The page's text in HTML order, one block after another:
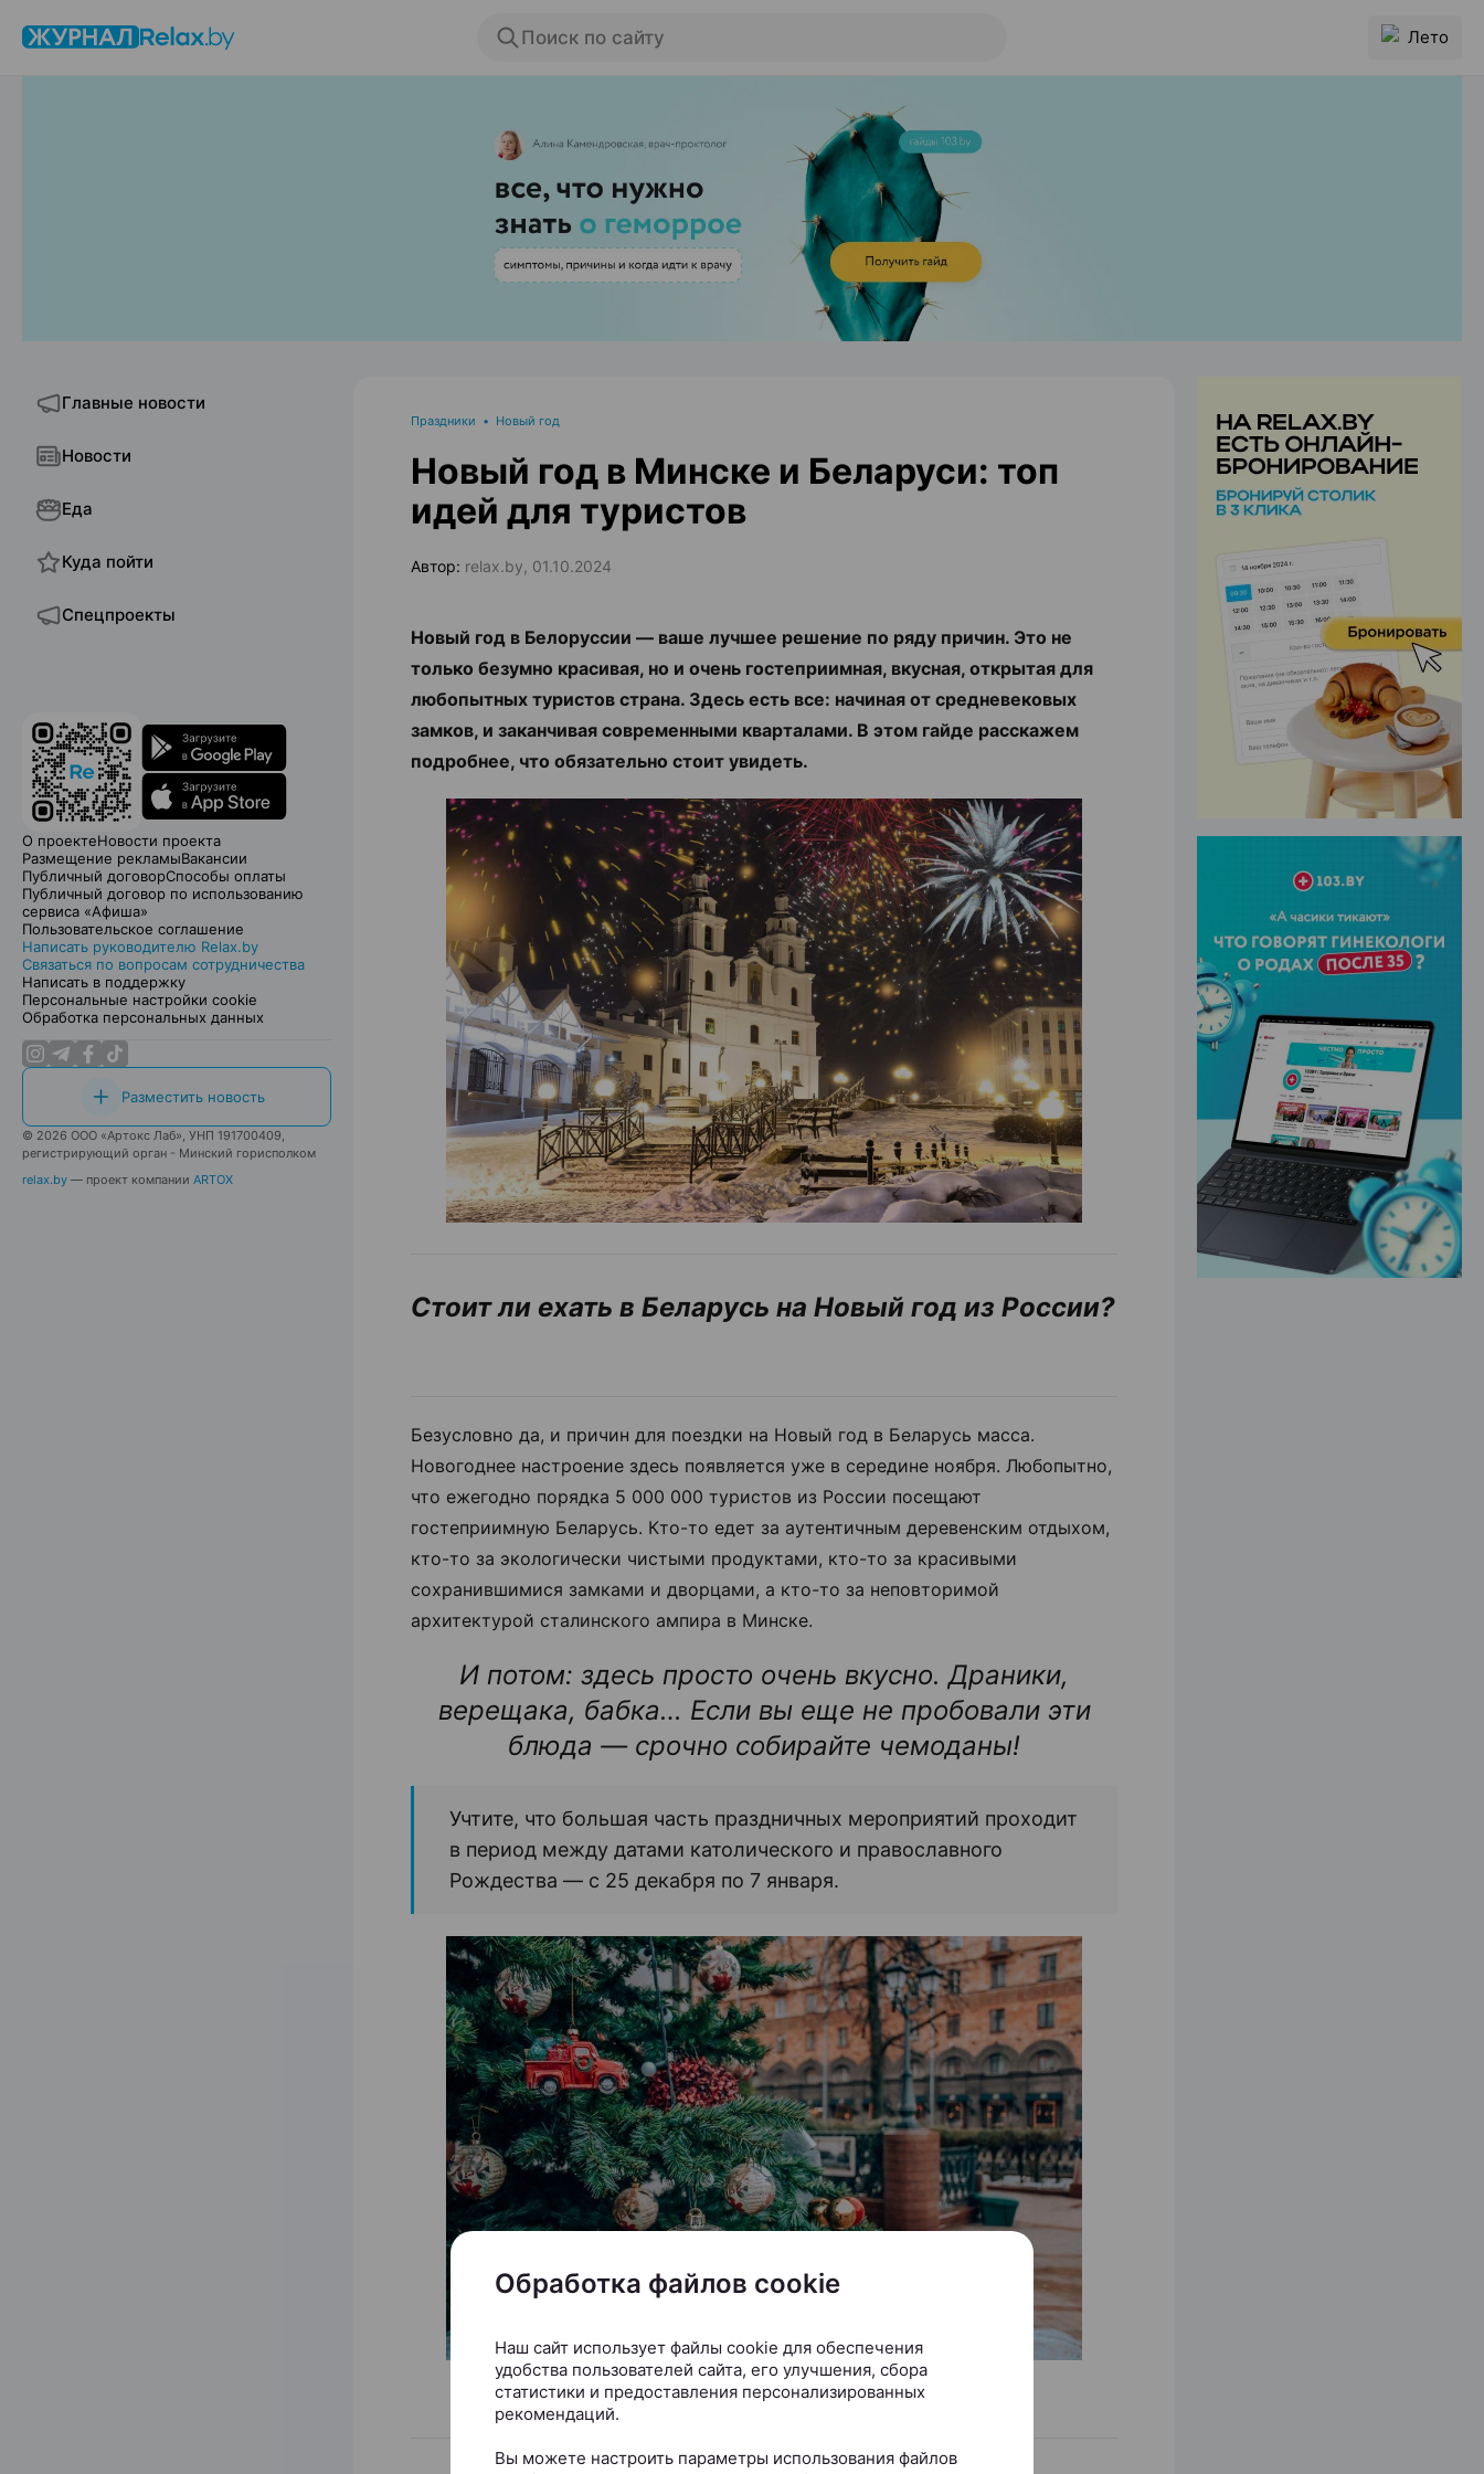
Поиск по сайту Лето
ЭФФЕКТИВНАЯ РЕКЛАМА НА САЙТЕ
Главные новости
Новости
Еда
Куда пойти
Спецпроекты
О проектеНовости проекта
Размещение рекламыВакансии
Публичный договорСпособы оплаты
Публичный договор по использованию
сервиса «Афиша»
Пользовательское соглашение
Написать руководителю Relax.by
Связаться по вопросам сотрудничества
Написать в поддержку
Персональные настройки cookie
Обработка персональных данных
Разместить новость
© 2026 ООО «Артокс Лаб», УНП 191700409,
регистрирующий орган - Минский горисполком
relax.by — проект компании ARTOX
Праздники • Новый год
Новый год в Минске и Беларуси: топ
идей для туристов
Автор: relax.by, 01.10.2024
Новый год в Белоруссии — ваше лучшее решение по ряду причин. Это не
только безумно красивая, но и очень гостеприимная, вкусная, открытая для
любопытных туристов страна. Здесь есть все: начиная от средневековых
замков, и заканчивая современными кварталами. В этом гайде расскажем
подробнее, что обязательно стоит увидеть.
Стоит ли ехать в Беларусь на Новый год из России?
Безусловно да, и причин для поездки на Новый год в Беларусь масса.
Новогоднее настроение здесь появляется уже в середине ноября. Любопытно,
что ежегодно порядка 5 000 000 туристов из России посещают
гостеприимную Беларусь. Кто-то едет за аутентичным деревенским отдыхом,
кто-то за экологически чистыми продуктами, кто-то за красивыми
сохранившимися замками и дворцами, а кто-то за неповторимой
архитектурой сталинского ампира в Минске.
И потом: здесь просто очень вкусно. Драники,
верещака, бабка… Если вы еще не пробовали эти
блюда — срочно собирайте чемоданы!
Учтите, что большая часть праздничных мероприятий проходит
в период между датами католического и православного
Рождества — с 25 декабря по 7 января.
Источник фото
ЭФФЕКТИВНАЯ РЕКЛАМА НА САЙТЕ
ЭФФЕКТИВНАЯ РЕКЛАМА НА САЙТЕ
Обработка файлов cookie
Наш сайт использует файлы cookie для обеспечения
удобства пользователей сайта, его улучшения, сбора
статистики и предоставления персонализированных
рекомендаций.
Вы можете настроить параметры использования файлов